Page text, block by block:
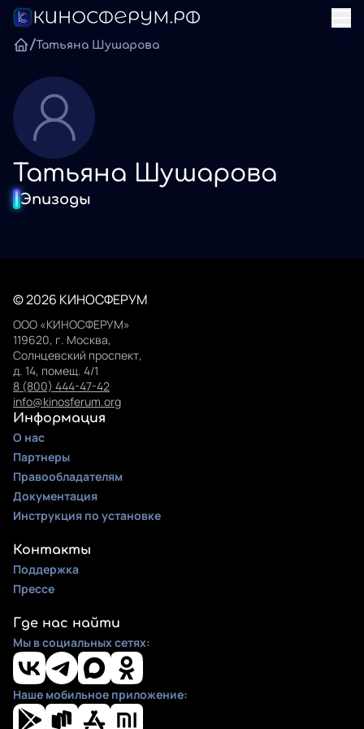
/Татьяна Шушарова
Татьяна Шушарова
Эпизоды
© 2026 КИНОСФЕРУМ
ООО «КИНОСФЕРУМ»
119620, г. Москва,
Солнцевский проспект,
д. 14, помещ. 4/1
8 (800) 444-47-42
info@kinosferum.org
Информация
О нас
Партнеры
Правообладателям
Документация
Инструкция по установке
Контакты
Поддержка
Прессе
Где нас найти
Мы в социальных сетях:
Наше мобильное приложение: